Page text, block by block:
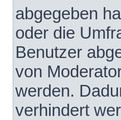
abgegeben
oder die
Benutzer
von
werden.
verhindert